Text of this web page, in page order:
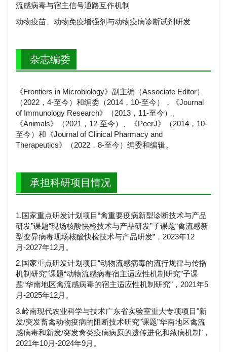
流感病毒与宿主信号通路互作机制
动物疫苗、动物免疫增强剂与动物疫病诊断试剂研发
杂志编委
《Frontiers in Microbiology》副主编（Associate Editor）
（2022，4-至今）和编委（2014，10-至今），《Journal
of Immunology Research》（2013，11-至今）、
《Animals》（2021，12-至今）、《PeerJ》（2014，10-
至今）和《Journal of Clinical Pharmacy and
Therapeutics》（2022，8-至今）编委和编辑。
承担科研项目情况
1.国家重点研发计划项目“禽重要疫病新型诊断技术与产品
研发”课题“现场核酸快检技术与产品研发”子课题“禽流感新
型变异病毒现场核酸快检技术与产品研发”，2023年12
月-2027年12月。
2.国家重点研发计划项目“动物流感病毒的流行规律与传播
机制研究”课题“动物流感病毒宿主适应性机制研究”子课
题“华南地区禽流感病毒的宿主适应性机制研究”，2021年5
月-2025年12月。
3.岭南现代农业科学与技术广东省实验室重大专项项目"新
发/突发畜禽动物疫病的阻断技术研究"课题"华南地区禽流
感病毒和新发/突发禽类疫病病原的遗传进化和致病机制"，
2021年10月-2024年9月。